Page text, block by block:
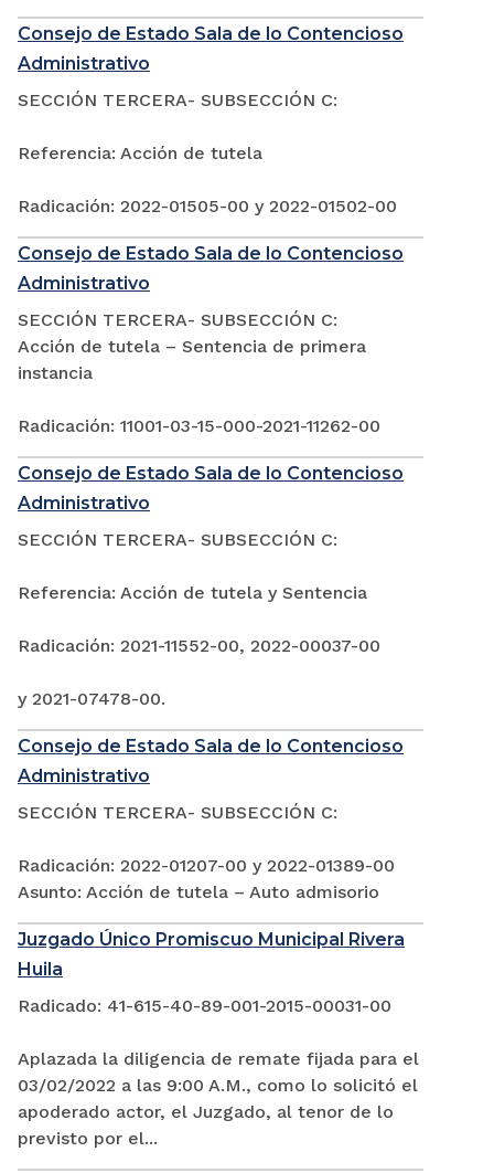
Consejo de Estado Sala de lo Contencioso
Administrativo
SECCIÓN TERCERA- SUBSECCIÓN C:
Referencia: Acción de tutela
Radicación: 2022-01505-00 y 2022-01502-00
Consejo de Estado Sala de lo Contencioso
Administrativo
SECCIÓN TERCERA- SUBSECCIÓN C:
Acción de tutela – Sentencia de primera
instancia
Radicación: 11001-03-15-000-2021-11262-00
Consejo de Estado Sala de lo Contencioso
Administrativo
SECCIÓN TERCERA- SUBSECCIÓN C:
Referencia: Acción de tutela y Sentencia
Radicación: 2021-11552-00, 2022-00037-00
y 2021-07478-00.
Consejo de Estado Sala de lo Contencioso
Administrativo
SECCIÓN TERCERA- SUBSECCIÓN C:
Radicación: 2022-01207-00 y 2022-01389-00
Asunto: Acción de tutela – Auto admisorio
Juzgado Único Promiscuo Municipal Rivera
Huila
Radicado: 41-615-40-89-001-2015-00031-00
Aplazada la diligencia de remate fijada para el
03/02/2022 a las 9:00 A.M., como lo solicitó el
apoderado actor, el Juzgado, al tenor de lo
previsto por el...